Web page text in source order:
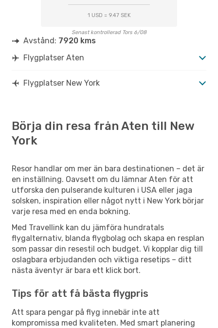
1 USD = 9.47 SEK
Senast kontrollerad Tors 6/08
Avstånd: 7920 kms
Flygplatser Aten
Flygplatser New York
Börja din resa från Aten till New
York
Resor handlar om mer än bara destinationen – det är
en inställning. Oavsett om du lämnar Aten för att
utforska den pulserande kulturen i USA eller jaga
solsken, inspiration eller något nytt i New York börjar
varje resa med en enda bokning.
Med Travellink kan du jämföra hundratals
flygalternativ, blanda flygbolag och skapa en resplan
som passar din resestil och budget. Vi kopplar dig till
oslagbara erbjudanden och viktiga resetips – ditt
nästa äventyr är bara ett klick bort.
Tips för att få bästa flygpris
Att spara pengar på flyg innebär inte att
kompromissa med kvaliteten. Med smart planering